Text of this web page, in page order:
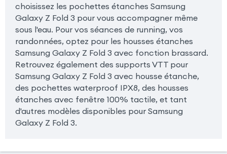
choisissez les pochettes étanches Samsung
Galaxy Z Fold 3 pour vous accompagner même
sous l'eau. Pour vos séances de running, vos
randonnées, optez pour les housses étanches
Samsung Galaxy Z Fold 3 avec fonction brassard.
Retrouvez également des supports VTT pour
Samsung Galaxy Z Fold 3 avec housse étanche,
des pochettes waterproof IPX8, des housses
étanches avec fenêtre 100% tactile, et tant
d'autres modèles disponibles pour Samsung
Galaxy Z Fold 3.